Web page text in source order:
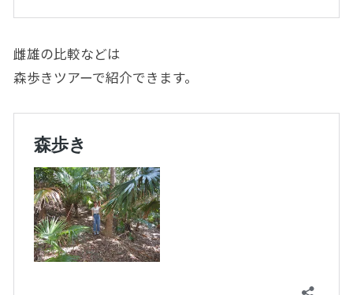
雌雄の比較などは
森歩きツアーで紹介できます。